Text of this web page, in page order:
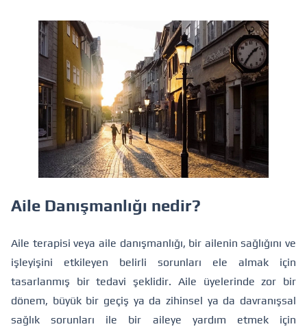
Aile Danışmanlığı nedir?
Aile terapisi veya aile danışmanlığı, bir ailenin sağlığını ve
işleyişini etkileyen belirli sorunları ele almak için
tasarlanmış bir tedavi şeklidir. Aile üyelerinde zor bir
dönem, büyük bir geçiş ya da zihinsel ya da davranışsal
sağlık sorunları ile bir aileye yardım etmek için